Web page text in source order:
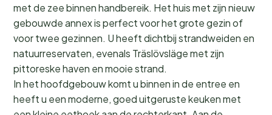
met de zee binnen handbereik. Het huis met zijn nieuw
gebouwde annex is perfect voor het grote gezin of
voor twee gezinnen. U heeft dichtbij strandweiden en
natuurreservaten, evenals Träslövsläge met zijn
pittoreske haven en mooie strand.
In het hoofdgebouw komt u binnen in de entree en
heeft u een moderne, goed uitgeruste keuken met